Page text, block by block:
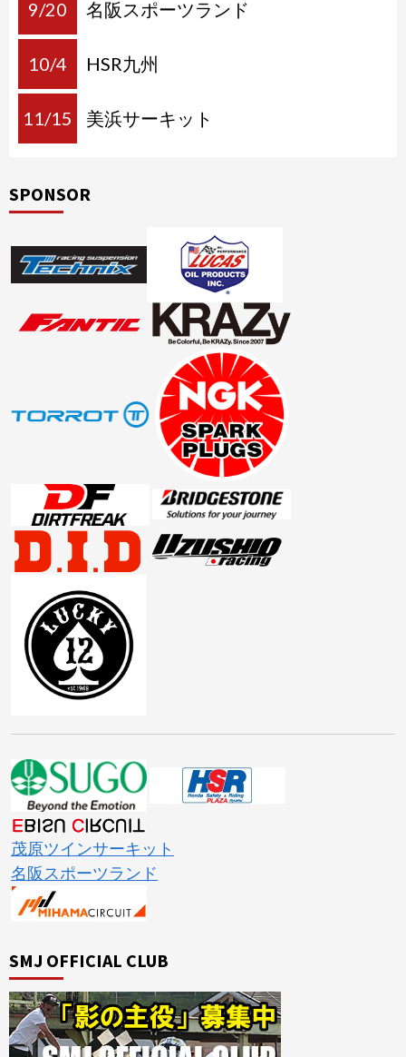
9/20 名阪スポーツランド
10/4 HSR九州
11/15 美浜サーキット
SPONSOR
茂原ツインサーキット
名阪スポーツランド
SMJ OFFICIAL CLUB